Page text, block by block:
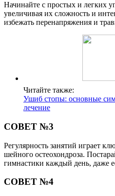
Начинайте с простых и легких
увеличивая их сложность и
избежать перенапряжения и
Читайте также:
Ушиб стопы: основные
лечение
СОВЕТ №3
Регулярность занятий играет
шейного остеохондроза.
гимнастики каждый день, даже
СОВЕТ №4